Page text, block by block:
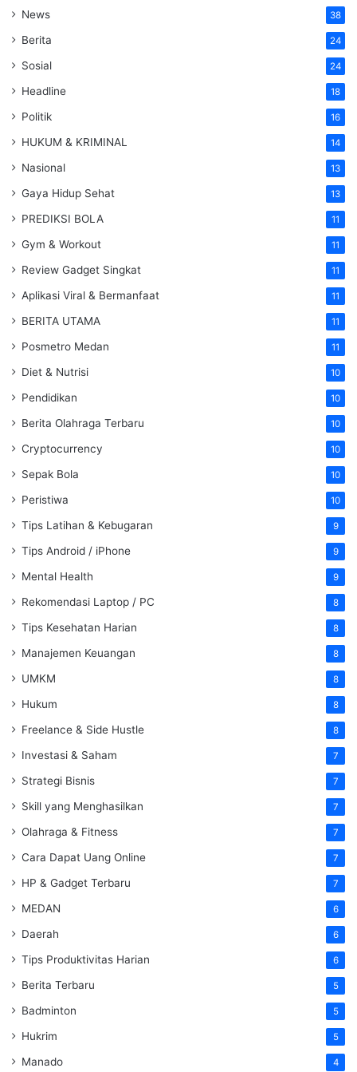
News 38
Berita 24
Sosial 24
Headline 18
Politik 16
HUKUM & KRIMINAL 14
Nasional 13
Gaya Hidup Sehat 13
PREDIKSI BOLA 11
Gym & Workout 11
Review Gadget Singkat 11
Aplikasi Viral & Bermanfaat 11
BERITA UTAMA 11
Posmetro Medan 11
Diet & Nutrisi 10
Pendidikan 10
Berita Olahraga Terbaru 10
Cryptocurrency 10
Sepak Bola 10
Peristiwa 10
Tips Latihan & Kebugaran 9
Tips Android / iPhone 9
Mental Health 9
Rekomendasi Laptop / PC 8
Tips Kesehatan Harian 8
Manajemen Keuangan 8
UMKM 8
Hukum 8
Freelance & Side Hustle 8
Investasi & Saham 7
Strategi Bisnis 7
Skill yang Menghasilkan 7
Olahraga & Fitness 7
Cara Dapat Uang Online 7
HP & Gadget Terbaru 7
MEDAN 6
Daerah 6
Tips Produktivitas Harian 6
Berita Terbaru 5
Badminton 5
Hukrim 5
Manado 4